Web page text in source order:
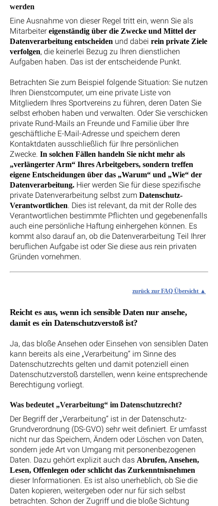
werden
Eine Ausnahme von dieser Regel tritt ein, wenn Sie als
Mitarbeiter eigenständig über die Zwecke und Mittel der
Datenverarbeitung entscheiden und dabei rein private Ziele
verfolgen, die keinerlei Bezug zu Ihren dienstlichen
Aufgaben haben. Das ist der entscheidende Punkt.
Betrachten Sie zum Beispiel folgende Situation: Sie nutzen
Ihren Dienstcomputer, um eine private Liste von
Mitgliedern Ihres Sportvereins zu führen, deren Daten Sie
selbst erhoben haben und verwalten. Oder Sie verschicken
private Rund-Mails an Freunde und Familie über Ihre
geschäftliche E-Mail-Adresse und speichern deren
Kontaktdaten ausschließlich für Ihre persönlichen
Zwecke. In solchen Fällen handeln Sie nicht mehr als
„verlängerter Arm“ Ihres Arbeitgebers, sondern treffen
eigene Entscheidungen über das „Warum“ und „Wie“ der
Datenverarbeitung. Hier werden Sie für diese spezifische
private Datenverarbeitung selbst zum Datenschutz-
Verantwortlichen. Dies ist relevant, da mit der Rolle des
Verantwortlichen bestimmte Pflichten und gegebenenfalls
auch eine persönliche Haftung einhergehen können. Es
kommt also darauf an, ob die Datenverarbeitung Teil Ihrer
beruflichen Aufgabe ist oder Sie diese aus rein privaten
Gründen vornehmen.
zurück zur FAQ Übersicht
Reicht es aus, wenn ich sensible Daten nur ansehe,
damit es ein Datenschutzverstoß ist?
Ja, das bloße Ansehen oder Einsehen von sensiblen Daten
kann bereits als eine „Verarbeitung“ im Sinne des
Datenschutzrechts gelten und damit potenziell einen
Datenschutzverstoß darstellen, wenn keine entsprechende
Berechtigung vorliegt.
Was bedeutet „Verarbeitung“ im Datenschutzrecht?
Der Begriff der „Verarbeitung“ ist in der Datenschutz-
Grundverordnung (DS-GVO) sehr weit definiert. Er umfasst
nicht nur das Speichern, Ändern oder Löschen von Daten,
sondern jede Art von Umgang mit personenbezogenen
Daten. Dazu gehört explizit auch das Abrufen, Ansehen,
Lesen, Offenlegen oder schlicht das Zurkenntnisnehmen
dieser Informationen. Es ist also unerheblich, ob Sie die
Daten kopieren, weitergeben oder nur für sich selbst
betrachten. Schon der Zugriff und die bloße Sichtung